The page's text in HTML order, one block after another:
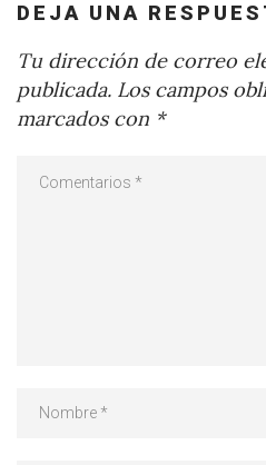
DEJA UNA
Tu dirección de correo
publicada. Los campos
marcados con *